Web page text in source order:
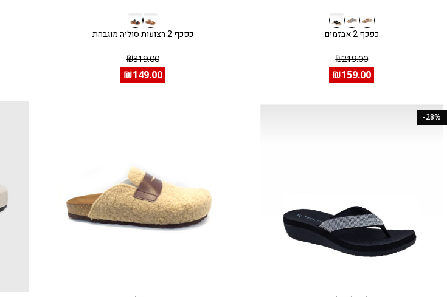
כפכף 2 אבזמים
₪219.00
₪159.00
כפכף 2 רצועות סוליה מוגבהת
₪319.00
₪149.00
-28%